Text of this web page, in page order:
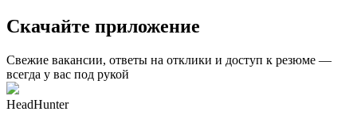
Скачайте приложение
Свежие вакансии, ответы на отклики и доступ к резюме —
всегда у вас под рукой
HeadHunter